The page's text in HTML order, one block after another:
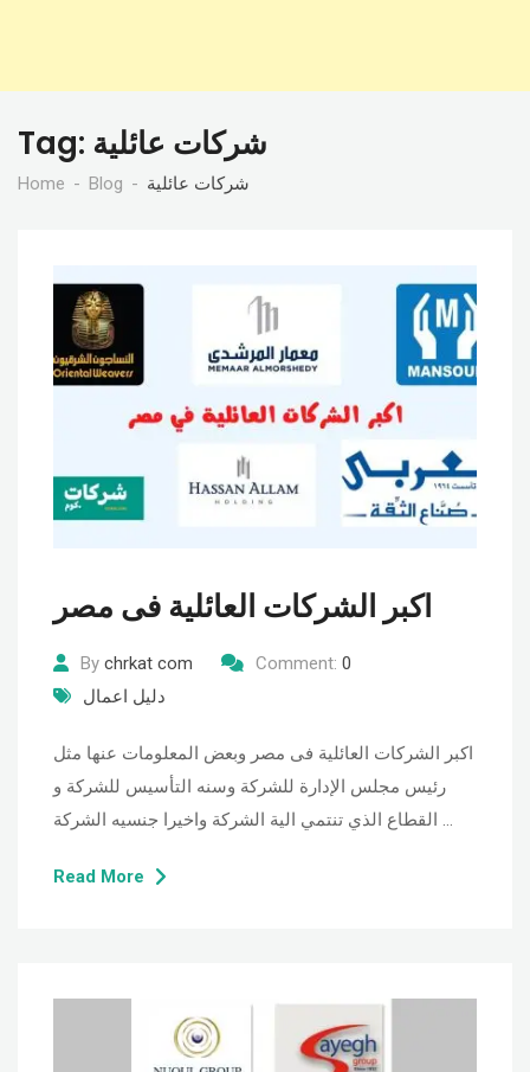
Tag: شركات عائلية
Home Blog شركات عائلية
اكبر الشركات العائلية فى مصر
By chrkat com Comment: 0
دليل اعمال
اكبر الشركات العائلية فى مصر وبعض المعلومات عنها مثل
رئيس مجلس الإدارة للشركة وسنه التأسيس للشركة و
القطاع الذي تنتمي الية الشركة واخيرا جنسيه الشركة …
Read More